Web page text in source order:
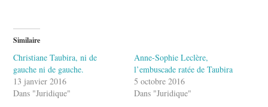
Similaire
Christiane Taubira, ni de
gauche ni de gauche.
13 janvier 2016
Dans "Juridique"
Anne-Sophie Leclère,
l’embuscade ratée de Taubira
5 octobre 2016
Dans "Juridique"